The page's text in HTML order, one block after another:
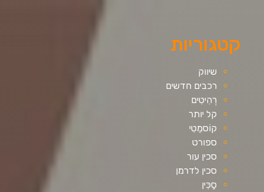
קטגוריות
שיווק
רכבים חדשים
רְהִיטִים
קל יותר
קוֹסמֵטִי
ספורט
סכין עור
סכין לדרמן
סַכִּין